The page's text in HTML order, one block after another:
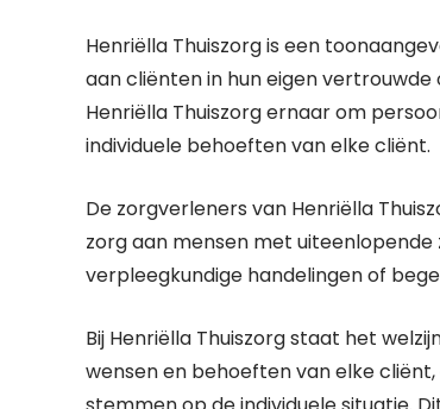
Henriëlla Thuiszorg is een
aan cliënten in hun eigen
Henriëlla Thuiszorg ernaar om
individuele behoeften van elke cliënt.
De zorgverleners van Henriëlla
zorg aan mensen met
verpleegkundige handelingen of
Bij Henriëlla Thuiszorg staat het
wensen en behoeften van elke